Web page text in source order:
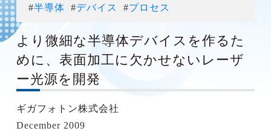
#半導体 #デバイス #プロセス
より微細な半導体デバイスを作るた
めに、表面加工に欠かせないレーザ
ー光源を開発
ギガフォトン株式会社
December 2009